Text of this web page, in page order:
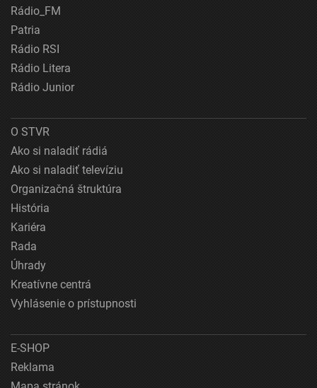
Rádio_FM
Patria
Rádio RSI
Rádio Litera
Rádio Junior
O STVR
Ako si naladiť rádiá
Ako si naladiť televíziu
Organizačná štruktúra
História
Kariéra
Rada
Úhrady
Kreatívne centrá
Vyhlásenie o prístupnosti
E-SHOP
Reklama